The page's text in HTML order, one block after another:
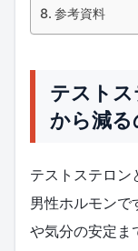
参考資料
テスト
から減る
テストステロン
男性ホルモンで
や気分の安定ま